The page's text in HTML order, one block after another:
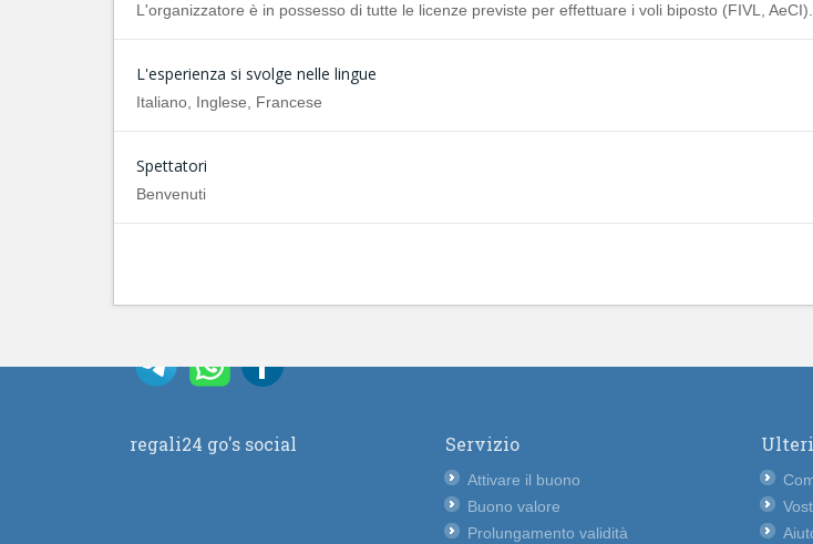
L'organizzatore è in possesso di tutte le licenze previste per effettuare i voli biposto (FIVL, AeCI).
L'esperienza si svolge nelle lingue
Italiano, Inglese, Francese
Spettatori
Benvenuti
regali24 go's social Servizio
Attivare il buono
Buono valore
Prolungamento validità